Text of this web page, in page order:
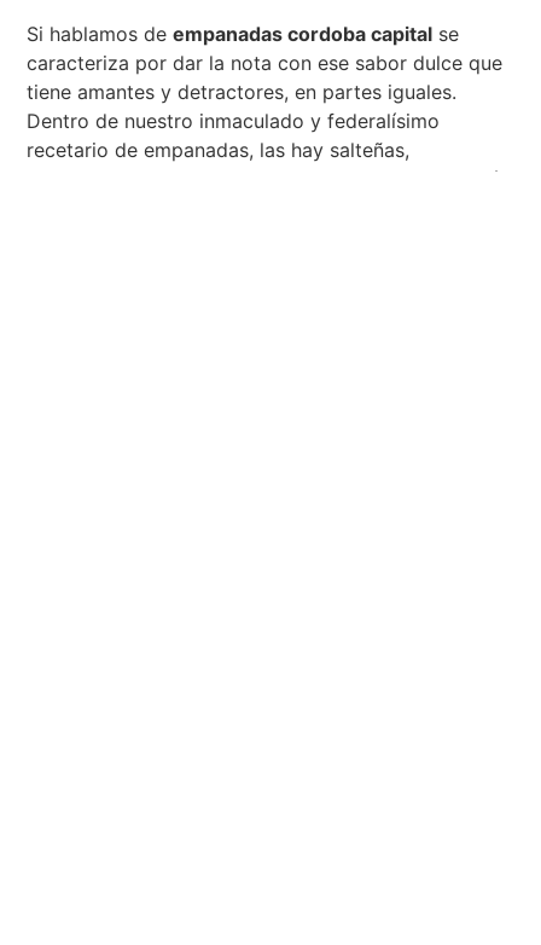
Si hablamos de empanadas cordoba capital se
caracteriza por dar la nota con ese sabor dulce que
tiene amantes y detractores, en partes iguales.
Dentro de nuestro inmaculado y federalísimo
recetario de empanadas, las hay salteñas,
tucumanas, sanjuaninas, mendocinas. Jugosas a más